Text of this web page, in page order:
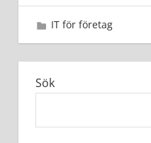
12 oktober 2024
admin
IT för företag
Sök